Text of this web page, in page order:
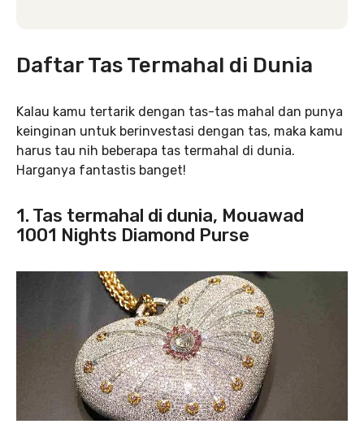
Daftar Tas Termahal di Dunia
Kalau kamu tertarik dengan tas-tas mahal dan punya
keinginan untuk berinvestasi dengan tas, maka kamu
harus tau nih beberapa tas termahal di dunia.
Harganya fantastis banget!
1. Tas termahal di dunia, Mouawad
1001 Nights Diamond Purse